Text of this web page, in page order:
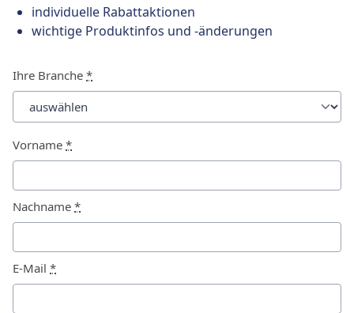
individuelle Rabattaktionen
wichtige Produktinfos und -änderungen
Ihre Branche *
Vorname *
Nachname *
E-Mail *